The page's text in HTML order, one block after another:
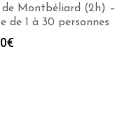
Montbéliard (2h) –
de 1 à 30 personnes
€